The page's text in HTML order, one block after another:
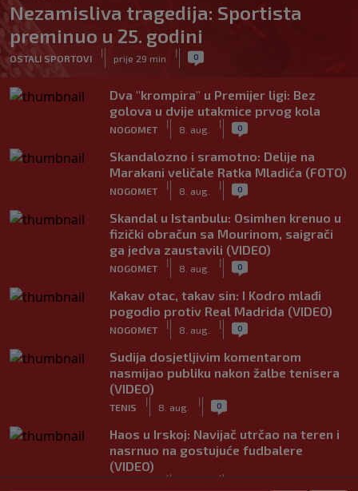
Nezamisliva tragedija: Sportista
preminuo u 25. godini
OSTALI SPORTOVI
|
prije 29 min
| 0
Dva "krompira" u Premijer ligi: Bez
golova u dvije utakmice prvog kola
NOGOMET
|
8. aug.
| 0
Skandalozno i sramotno: Delije na
Marakani veličale Ratka Mladića (FOTO)
NOGOMET
|
8. aug.
| 0
Skandal u Istanbulu: Osimhen krenuo u
fizički obračun sa Mourinom, saigrači
ga jedva zaustavili (VIDEO)
NOGOMET
|
8. aug.
| 0
Kakav otac, takav sin: I Kodro mlađi
pogodio protiv Real Madrida (VIDEO)
NOGOMET
|
8. aug.
| 0
Sudija dosjetljivim komentarom
nasmijao publiku nakon žalbe tenisera
(VIDEO)
TENIS
|
8. aug.
| 0
Haos u Irskoj: Navijač utrčao na teren i
nasrnuo na gostujuće fudbalere
(VIDEO)
| |